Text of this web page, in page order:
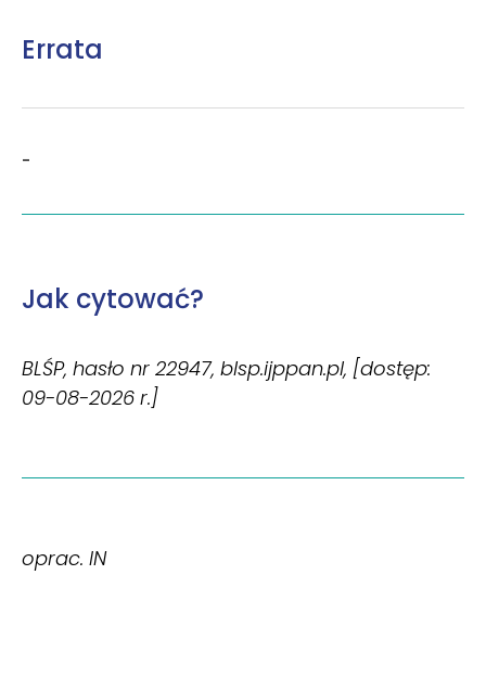
Errata
-
Jak cytować?
BLŚP, hasło nr 22947, blsp.ijppan.pl, [dostęp:
09-08-2026 r.]
oprac. IN